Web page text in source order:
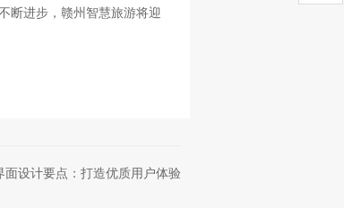
断进步，赣州智慧旅游将迎
设计要点：打造优质用户体验